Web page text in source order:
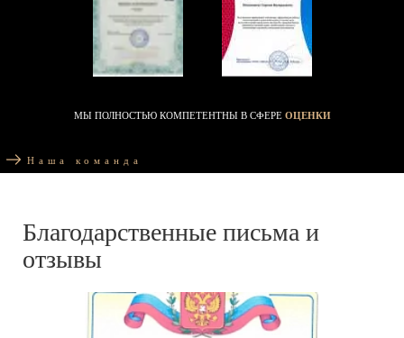
МЫ ПОЛНОСТЬЮ КОМПЕТЕНТНЫ В СФЕРЕ ОЦЕНКИ
Наша команда
Благодарственные письма и
отзывы